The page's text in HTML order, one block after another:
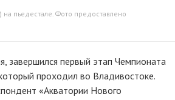
на пьедестале. Фото предоставлено
завершился первый этап Чемпионата
проходил во Владивостоке.
«Акватории Нового